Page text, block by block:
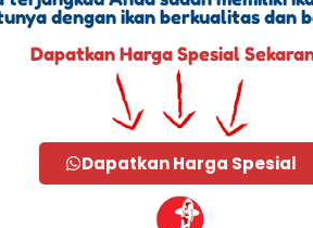
dengan ikan berkualitas dan
Dapatkan Harga Spesial
Dapatkan Harga Spesial